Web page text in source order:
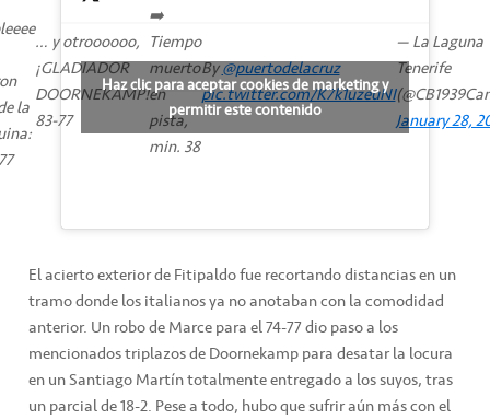
la
… y otroooooo,
¡GLADIADOR
DOORNEKAMP!
83-77
➡️
Tiempo
muerto
en
pista,
min. 38
By@puertodelacruz
pic.twitter.com/K7k1uzeuNI
— La Laguna
Tenerife
January 28,
Haz clic para aceptar cookies de marketing y
permitir este contenido
El acierto exterior de Fitipaldo fue recortando distancias en un
tramo donde los italianos ya no anotaban con la comodidad
anterior. Un robo de Marce para el 74-77 dio paso a los
mencionados triplazos de Doornekamp para desatar la locura
en un Santiago Martín totalmente entregado a los suyos, tras
un parcial de 18-2. Pese a todo, hubo que sufrir aún más con el